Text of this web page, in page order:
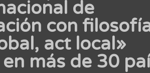
de
con
act local»
más de 30